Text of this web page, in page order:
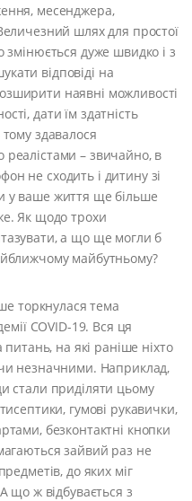
месенджера,
шлях для простої
змінюється дуже швидко і з
відповіді на
наявні можливості
дати їм здатність
здавалося
– звичайно, в
не сходить і дитину зі
у ваше життя ще більше
Як щодо трохи
а що ще могли б
майбутньому?
торкнулася тема
COVID-19. Вся ця
питань, на які раніше ніхто
незначними. Наприклад,
стали приділяти цьому
гумові рукавички,
безконтактні кнопки
зайвий раз не
до яких міг
що ж відбувається з